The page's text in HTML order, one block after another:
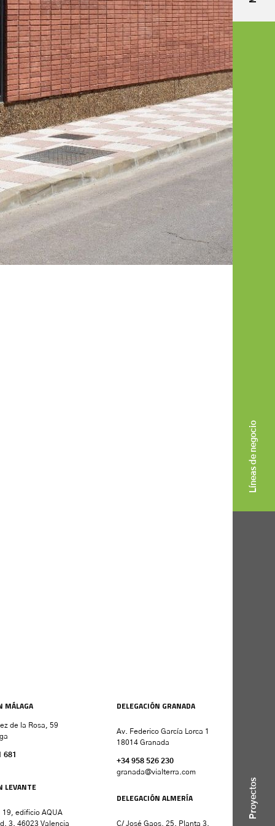
Líneas de negocio
Proyectos
MÁLAGA
de la Rosa, 59
681
LEVANTE
19, edificio AQUA
3. 46023 Valencia
DELEGACIÓN GRANADA
Av. Federico García Lorca 1
18014 Granada
+34 958 526 230
granada@vialterra.com
DELEGACIÓN ALMERÍA
C/ José Gaos, 25. Planta 3.